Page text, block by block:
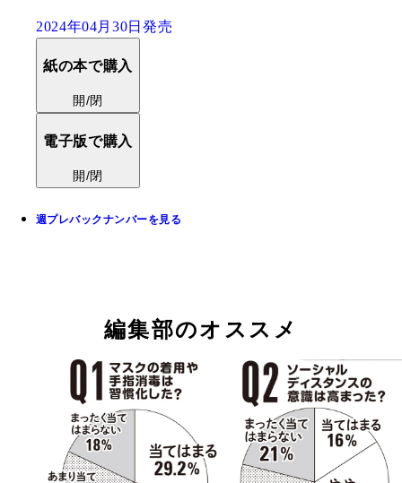
2024年04月30日発売
紙の本で購入
開/閉
電子版で購入
開/閉
週プレバックナンバーを見る
編集部のオススメ